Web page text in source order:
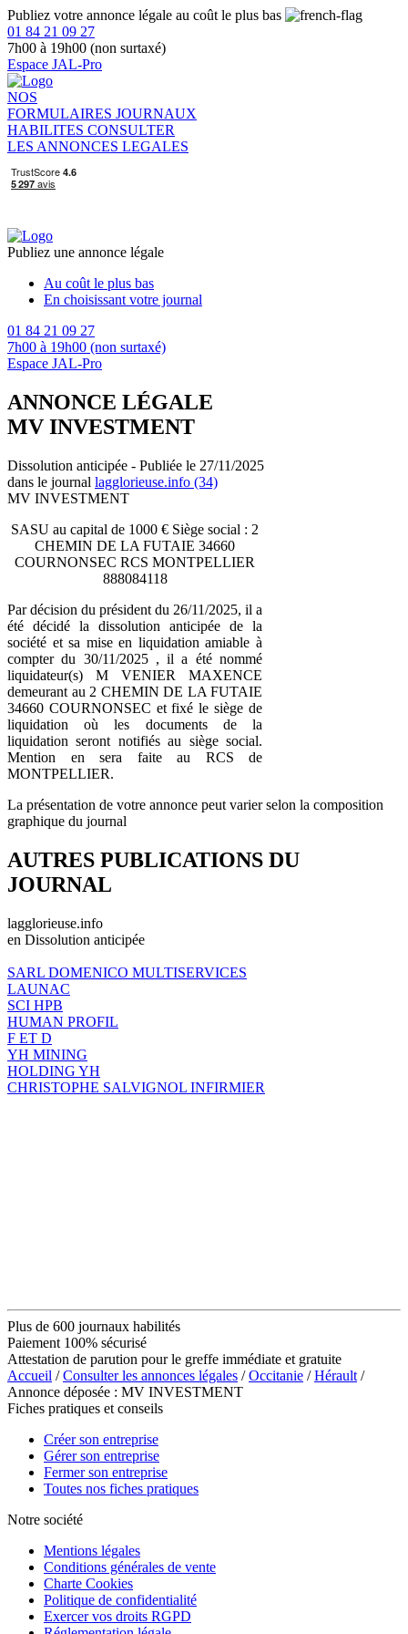
Publiez votre annonce légale au coût le plus bas
01 84 21 09 27
7h00 à 19h00 (non surtaxé)
Espace JAL-Pro
NOS
FORMULAIRES JOURNAUX
HABILITES CONSULTER
LES ANNONCES LEGALES
Publiez une annonce légale
Au coût le plus bas
En choisissant votre journal
01 84 21 09 27
7h00 à 19h00 (non surtaxé)
Espace JAL-Pro
ANNONCE LÉGALE
MV INVESTMENT
Dissolution anticipée - Publiée le 27/11/2025
dans le journal lagglorieuse.info (34)
MV INVESTMENT
SASU au capital de 1000 € Siège social : 2
CHEMIN DE LA FUTAIE 34660
COURNONSEC RCS MONTPELLIER
888084118
Par décision du président du 26/11/2025, il a
été décidé la dissolution anticipée de la
société et sa mise en liquidation amiable à
compter du 30/11/2025 , il a été nommé
liquidateur(s) M VENIER MAXENCE
demeurant au 2 CHEMIN DE LA FUTAIE
34660 COURNONSEC et fixé le siège de
liquidation où les documents de la
liquidation seront notifiés au siège social.
Mention en sera faite au RCS de
MONTPELLIER.
La présentation de votre annonce peut varier selon la composition
graphique du journal
AUTRES PUBLICATIONS DU
JOURNAL
lagglorieuse.info
en Dissolution anticipée
SARL DOMENICO MULTISERVICES
LAUNAC
SCI HPB
HUMAN PROFIL
F ET D
YH MINING
HOLDING YH
CHRISTOPHE SALVIGNOL INFIRMIER
Plus de 600 journaux habilités
Paiement 100% sécurisé
Attestation de parution pour le greffe immédiate et gratuite
Accueil /Consulter les annonces légales /Occitanie /Hérault /
Annonce déposée : MV INVESTMENT
Fiches pratiques et conseils
Créer son entreprise
Gérer son entreprise
Fermer son entreprise
Toutes nos fiches pratiques
Notre société
Mentions légales
Conditions générales de vente
Charte Cookies
Politique de confidentialité
Exercer vos droits RGPD